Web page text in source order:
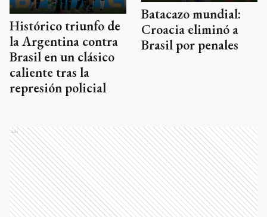
Histórico triunfo de
la Argentina contra
Brasil en un clásico
caliente tras la
represión policial
Batacazo mundial:
Croacia eliminó a
Brasil por penales
Ads